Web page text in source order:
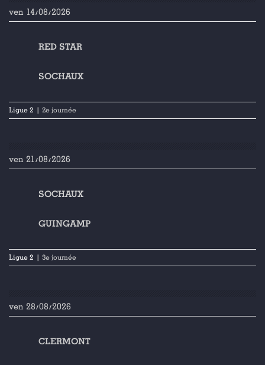
ven 14/08/2026
RED STAR
SOCHAUX
Ligue 2 | 2e journée
ven 21/08/2026
SOCHAUX
GUINGAMP
Ligue 2 | 3e journée
ven 28/08/2026
CLERMONT